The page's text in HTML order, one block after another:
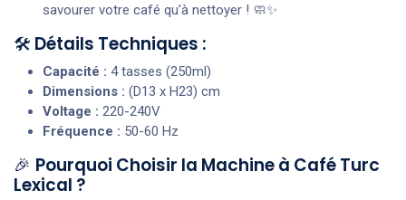
savourer votre café qu'à nettoyer ! 🧼✨
🛠️ Détails Techniques :
Capacité : 4 tasses (250ml)
Dimensions : (D13 x H23) cm
Voltage : 220-240V
Fréquence : 50-60 Hz
🎉 Pourquoi Choisir la Machine à Café Turc
Lexical ?